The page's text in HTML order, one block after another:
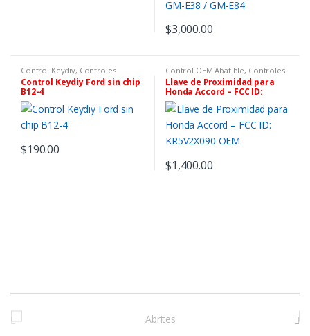
$3,000.00
Control Keydiy, Controles
Remotos ,Controles, Chips Y
Equipos De Programación
Control Keydiy Ford sin chip
B12-4
$190.00
Control OEM Abatible, Controles
Remotos Controles, Chips Y
Equipos De Programación
Llave de Proximidad para
Honda Accord – FCC ID:
KR5V2X090 OEM
$1,400.00
M